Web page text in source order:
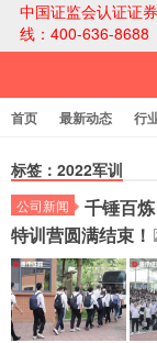
中国证监会认证证
线：400-636-8688
首页 最新动态 行
标签：2022军训
公司新闻
千锤百
特训营圆满结束！